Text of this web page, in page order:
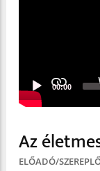
00:00
Az
ELŐADÓ/